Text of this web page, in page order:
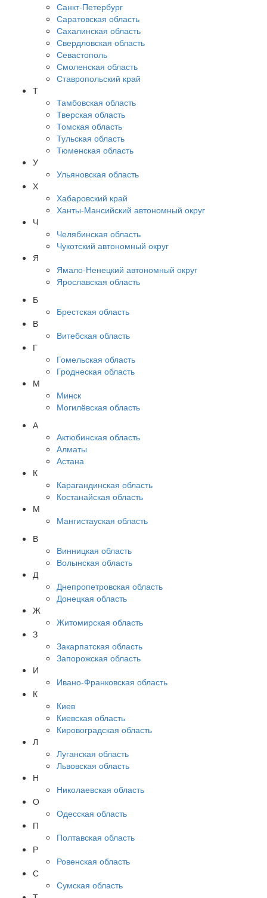
Санкт-Петербург
Саратовская область
Сахалинская область
Свердловская область
Севастополь
Смоленская область
Ставропольский край
Т
Тамбовская область
Тверская область
Томская область
Тульская область
Тюменская область
У
Ульяновская область
Х
Хабаровский край
Ханты-Мансийский автономный округ
Ч
Челябинская область
Чукотский автономный округ
Я
Ямало-Ненецкий автономный округ
Ярославская область
Б
Брестская область
В
Витебская область
Г
Гомельская область
Гроднеская область
М
Минск
Могилёвская область
А
Актюбинская область
Алматы
Астана
К
Карагандинская область
Костанайская область
М
Мангистауская область
В
Винницкая область
Волынская область
Д
Днепропетровская область
Донецкая область
Ж
Житомирская область
З
Закарпатская область
Запорожская область
И
Ивано-Франковская область
К
Киев
Киевская область
Кировоградская область
Л
Луганская область
Львовская область
Н
Николаевская область
О
Одесская область
П
Полтавская область
Р
Ровенская область
С
Сумская область